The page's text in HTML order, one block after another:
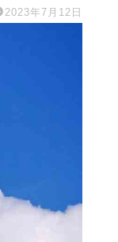
2023年7月12日